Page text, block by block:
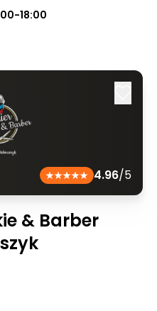
18:00
4.96/5
& Barber